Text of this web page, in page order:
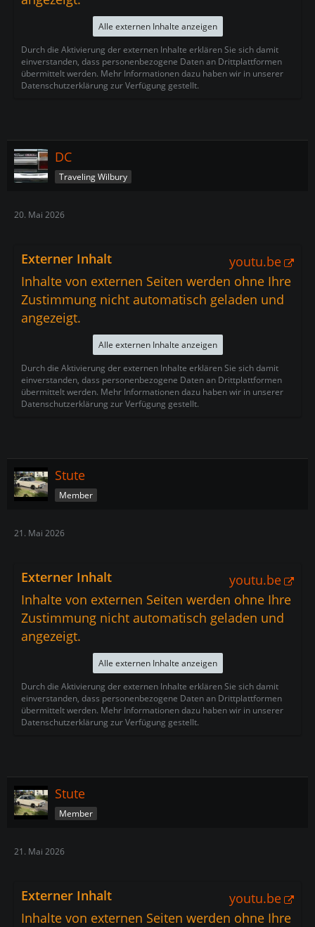
Alle externen Inhalte anzeigen
Durch die Aktivierung der externen Inhalte erklären Sie sich damit
einverstanden, dass personenbezogene Daten an Drittplattformen
übermittelt werden. Mehr Informationen dazu haben wir in unserer
Datenschutzerklärung zur Verfügung gestellt.
DC
Traveling Wilbury
20. Mai 2026
Externer Inhalt
youtu.be
Inhalte von externen Seiten werden ohne Ihre
Zustimmung nicht automatisch geladen und
angezeigt.
Alle externen Inhalte anzeigen
Durch die Aktivierung der externen Inhalte erklären Sie sich damit
einverstanden, dass personenbezogene Daten an Drittplattformen
übermittelt werden. Mehr Informationen dazu haben wir in unserer
Datenschutzerklärung zur Verfügung gestellt.
Stute
Member
21. Mai 2026
Externer Inhalt
youtu.be
Inhalte von externen Seiten werden ohne Ihre
Zustimmung nicht automatisch geladen und
angezeigt.
Alle externen Inhalte anzeigen
Durch die Aktivierung der externen Inhalte erklären Sie sich damit
einverstanden, dass personenbezogene Daten an Drittplattformen
übermittelt werden. Mehr Informationen dazu haben wir in unserer
Datenschutzerklärung zur Verfügung gestellt.
Stute
Member
21. Mai 2026
Externer Inhalt
youtu.be
Inhalte von externen Seiten werden ohne Ihre